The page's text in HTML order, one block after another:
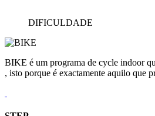
DIFICULDADE
BIKE é um programa de cycle indoor
, isto porque é exactamente aquilo que